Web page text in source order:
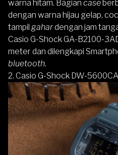
warna hitam. Bagian case
dengan warna hijau gelap,
tampil gahardengan jam
Casio G-Shock GA-B2100-
meter dan dilengkapi
bluetooth.
2. Casio G-Shock DW-